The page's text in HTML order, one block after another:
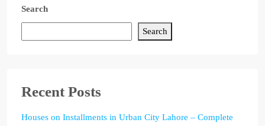
Search
Search
Recent Posts
Houses on Installments in Urban City Lahore – Complete